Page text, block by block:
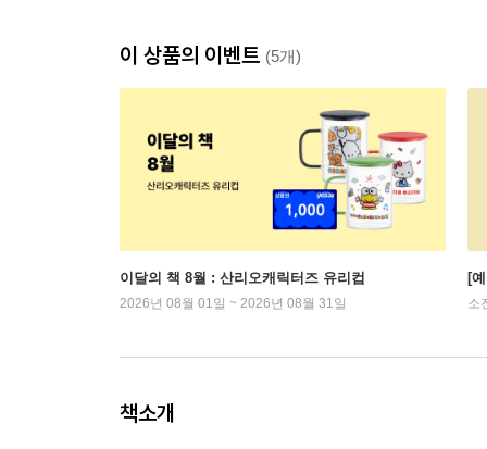
이 상품의 이벤트 (5개)
이달의 책 8월 : 산리오캐릭터즈 유리컵
2026년 08월 01일 ~ 2026년 08월 31일
[
소
책소개